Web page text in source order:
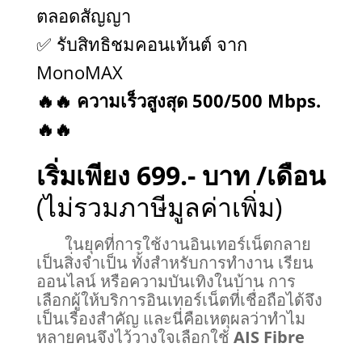
ตลอดสัญญา
✅ รับสิทธิชมคอนเท้นต์ จาก
MonoMAX
🔥🔥 ความเร็วสูงสุด 500/500 Mbps.
🔥🔥
เริ่มเพียง 699.- บาท /เดือน
(ไม่รวมภาษีมูลค่าเพิ่ม)
ในยุคที่การใช้งานอินเทอร์เน็ตกลาย
เป็นสิ่งจำเป็น ทั้งสำหรับการทำงาน เรียน
ออนไลน์ หรือความบันเทิงในบ้าน การ
เลือกผู้ให้บริการอินเทอร์เน็ตที่เชื่อถือได้จึง
เป็นเรื่องสำคัญ และนี่คือเหตุผลว่าทำไม
หลายคนจึงไว้วางใจเลือกใช้ AIS Fibre